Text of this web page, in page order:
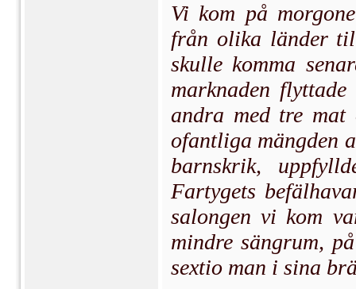
Vi kom på
från olika länder
skulle komma
marknaden
andra med tre mat
ofantliga mängden
barnskrik,
Fartygets
salongen vi kom
mindre sängrum,
sextio man i sina